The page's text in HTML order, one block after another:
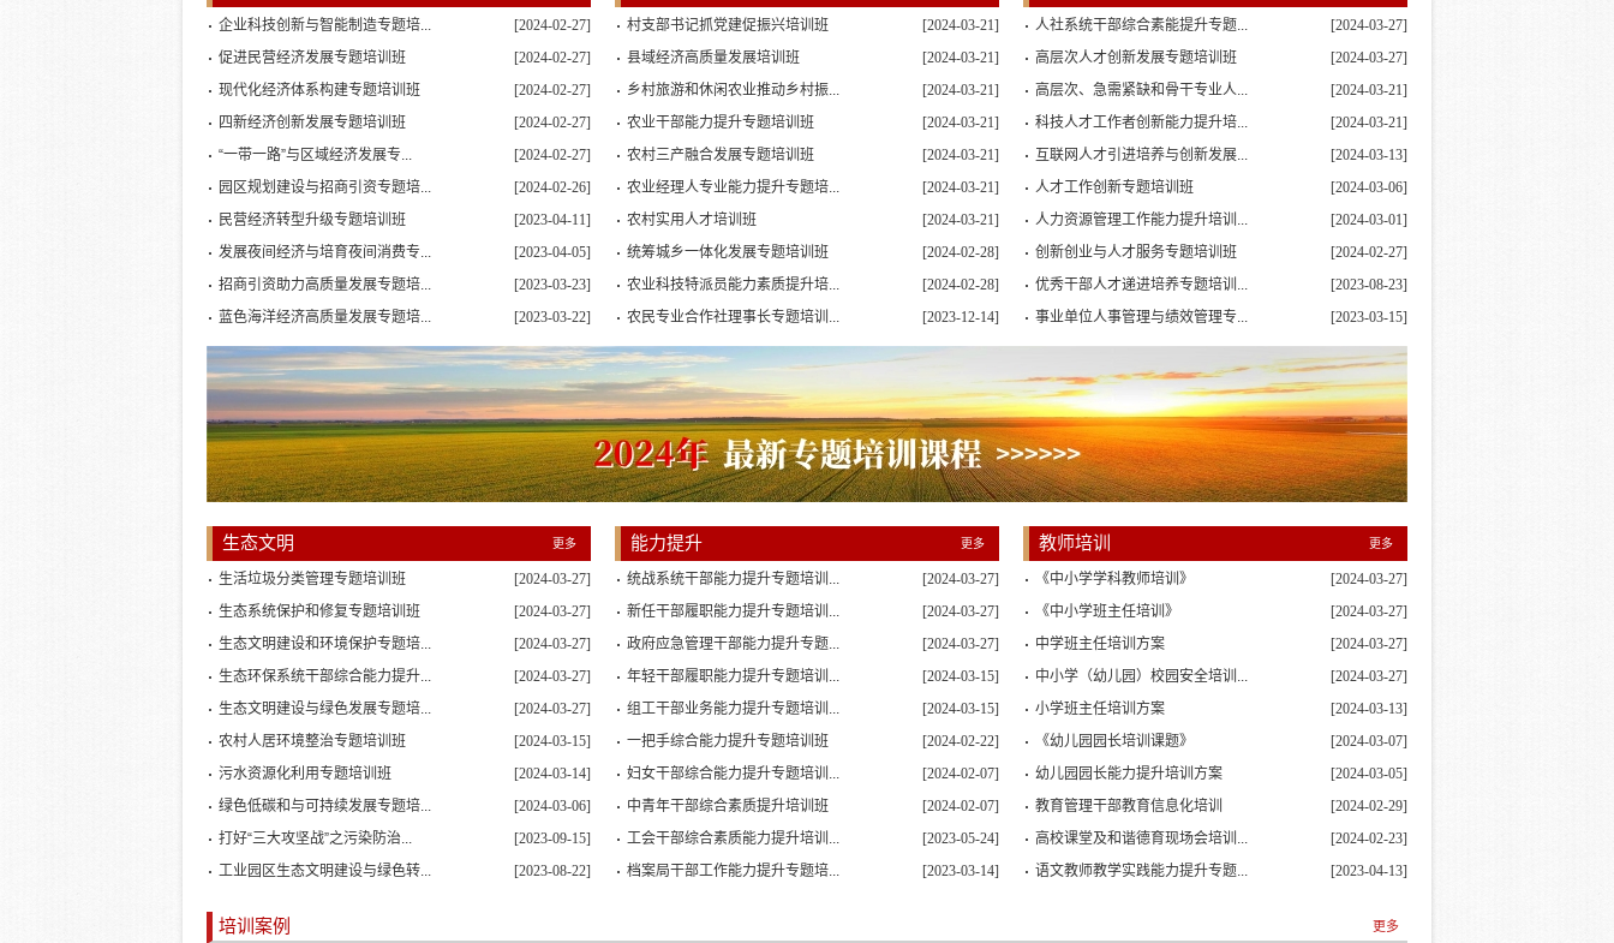
[2024-02-27]
企业科技创新与智能制造专题培...
[2024-02-27]
促进民营经济发展专题培训班
[2024-02-27]
现代化经济体系构建专题培训班
[2024-02-27]
四新经济创新发展专题培训班
[2024-02-27]
“一带一路”与区域经济发展专...
[2024-02-26]
园区规划建设与招商引资专题培...
[2023-04-11]
民营经济转型升级专题培训班
[2023-04-05]
发展夜间经济与培育夜间消费专...
[2023-03-23]
招商引资助力高质量发展专题培...
[2023-03-22]
蓝色海洋经济高质量发展专题培...
[2024-03-21]
村支部书记抓党建促振兴培训班
[2024-03-21]
县域经济高质量发展培训班
[2024-03-21]
乡村旅游和休闲农业推动乡村振...
[2024-03-21]
农业干部能力提升专题培训班
[2024-03-21]
农村三产融合发展专题培训班
[2024-03-21]
农业经理人专业能力提升专题培...
[2024-03-21]
农村实用人才培训班
[2024-02-28]
统筹城乡一体化发展专题培训班
[2024-02-28]
农业科技特派员能力素质提升培...
[2023-12-14]
农民专业合作社理事长专题培训...
[2024-03-27]
人社系统干部综合素能提升专题...
[2024-03-27]
高层次人才创新发展专题培训班
[2024-03-21]
高层次、急需紧缺和骨干专业人...
[2024-03-21]
科技人才工作者创新能力提升培...
[2024-03-13]
互联网人才引进培养与创新发展...
[2024-03-06]
人才工作创新专题培训班
[2024-03-01]
人力资源管理工作能力提升培训...
[2024-02-27]
创新创业与人才服务专题培训班
[2023-08-23]
优秀干部人才递进培养专题培训...
[2023-03-15]
事业单位人事管理与绩效管理专...
更多
生态文明
[2024-03-27]
生活垃圾分类管理专题培训班
[2024-03-27]
生态系统保护和修复专题培训班
[2024-03-27]
生态文明建设和环境保护专题培...
[2024-03-27]
生态环保系统干部综合能力提升...
[2024-03-27]
生态文明建设与绿色发展专题培...
[2024-03-15]
农村人居环境整治专题培训班
[2024-03-14]
污水资源化利用专题培训班
[2024-03-06]
绿色低碳和与可持续发展专题培...
[2023-09-15]
打好“三大攻坚战”之污染防治...
[2023-08-22]
工业园区生态文明建设与绿色转...
更多
能力提升
[2024-03-27]
统战系统干部能力提升专题培训...
[2024-03-27]
新任干部履职能力提升专题培训...
[2024-03-27]
政府应急管理干部能力提升专题...
[2024-03-15]
年轻干部履职能力提升专题培训...
[2024-03-15]
组工干部业务能力提升专题培训...
[2024-02-22]
一把手综合能力提升专题培训班
[2024-02-07]
妇女干部综合能力提升专题培训...
[2024-02-07]
中青年干部综合素质提升培训班
[2023-05-24]
工会干部综合素质能力提升培训...
[2023-03-14]
档案局干部工作能力提升专题培...
更多
教师培训
[2024-03-27]
《中小学学科教师培训》
[2024-03-27]
《中小学班主任培训》
[2024-03-27]
中学班主任培训方案
[2024-03-27]
中小学（幼儿园）校园安全培训...
[2024-03-13]
小学班主任培训方案
[2024-03-07]
《幼儿园园长培训课题》
[2024-03-05]
幼儿园园长能力提升培训方案
[2024-02-29]
教育管理干部教育信息化培训
[2024-02-23]
高校课堂及和谐德育现场会培训...
[2023-04-13]
语文教师教学实践能力提升专题...
更多
培训案例